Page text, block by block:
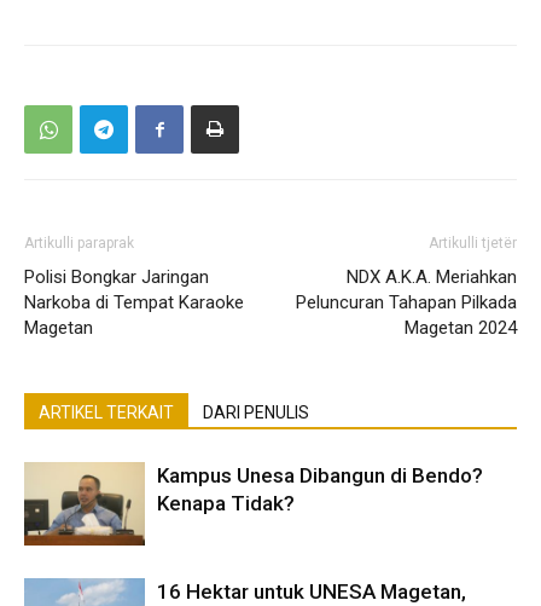
Artikulli paraprak
Polisi Bongkar Jaringan
Narkoba di Tempat Karaoke
Magetan
Artikulli tjetër
NDX A.K.A. Meriahkan
Peluncuran Tahapan Pilkada
Magetan 2024
ARTIKEL TERKAIT DARI PENULIS
Kampus Unesa Dibangun di Bendo?
Kenapa Tidak?
16 Hektar untuk UNESA Magetan,